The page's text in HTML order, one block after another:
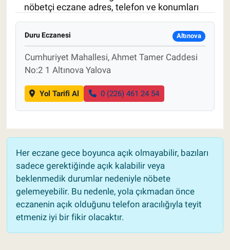
nöbetçi eczane adres, telefon ve konumları
Duru Eczanesi Altınova
Cumhuriyet Mahallesi, Ahmet Tamer Caddesi
No:2 1 Altınova Yalova
Yol Tarifi Al 0 (226) 461 24 54
Her eczane gece boyunca açık olmayabilir, bazıları
sadece gerektiğinde açık kalabilir veya
beklenmedik durumlar nedeniyle nöbete
gelemeyebilir. Bu nedenle, yola çıkmadan önce
eczanenin açık olduğunu telefon aracılığıyla teyit
etmeniz iyi bir fikir olacaktır.
Et fiyatları
Tarım Bilgisi
Yetiştirici Soruyor
Üretici Birlikleri
Şeker ve Şekerli Mamüller
Tahıllar ve Baklagiller